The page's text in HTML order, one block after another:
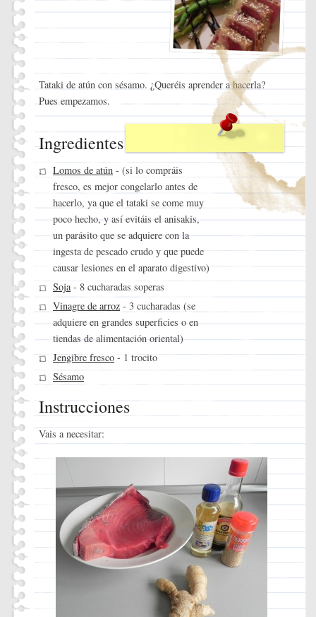
Tataki de atún con sésamo. ¿Queréis aprender a hacerla?
Pues empezamos.
Ingredientes
Lomos de atún - (si lo compráis
fresco, es mejor congelarlo antes de
hacerlo, ya que el tataki se come muy
poco hecho, y así evitáis el anisakis,
un parásito que se adquiere con la
ingesta de pescado crudo y que puede
causar lesiones en el aparato digestivo)
Soja- 8 cucharadas soperas
Vinagre de arroz - 3 cucharadas (se
adquiere en grandes superficies o en
tiendas de alimentación oriental)
Jengibre fresco - 1 trocito
Sésamo
Instrucciones
Vais a necesitar: